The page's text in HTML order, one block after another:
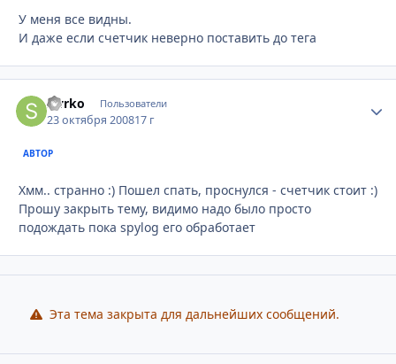
У меня все видны.
И даже если счетчик неверно поставить до тега
swrko Пользователи
23 октября 200817 г
АВТОР
Хмм.. странно :) Пошел спать, проснулся - счетчик стоит :)
Прошу закрыть тему, видимо надо было просто
подождать пока spylog его обработает
Эта тема закрыта для дальнейших сообщений.